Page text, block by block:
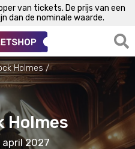
van tickets. De prijs van een
dan de nominale waarde.
Holmes
Holmes
april 2027